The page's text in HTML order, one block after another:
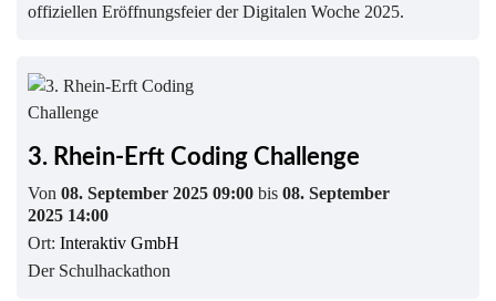
offiziellen Eröffnungsfeier der Digitalen Woche 2025.
3. Rhein-Erft Coding Challenge
Von 08. September 2025 09:00 bis 08. September
2025 14:00
Ort: Interaktiv GmbH
Der Schulhackathon